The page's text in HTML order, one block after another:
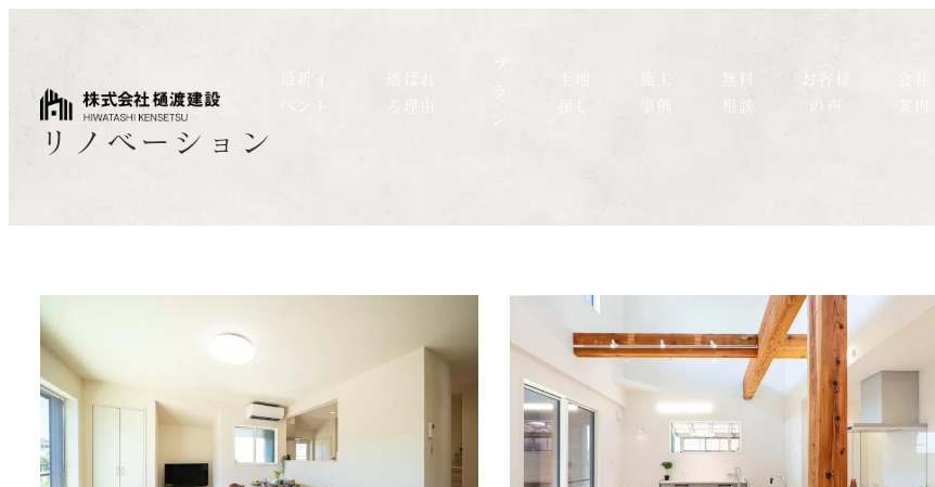
最新イ
ベント
る理由
施工
無料
相談
お客様
の声
リノベーション